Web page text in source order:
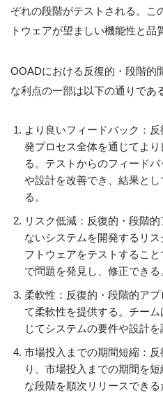
ぞれの段階がテストされる。こ
トウェアが望ましい機能性と品
OOADにおける反復的・段階的
な利点の一部は以下の通りであ
より良いフィードバック：
発プロセス全体を通じてよ
る。テストからのフィード
や設計を改善でき、結果と
る。
リスク低減：反復的・段階
ないシステムを開発するリ
フトウェアをテストするこ
で問題を発見し、修正できる
柔軟性：反復的・段階的ア
て柔軟性を提供する。チー
じてシステムの要件や設計を
市場投入までの期間短縮：
り、市場投入までの期間を
な段階を順次リリースでき